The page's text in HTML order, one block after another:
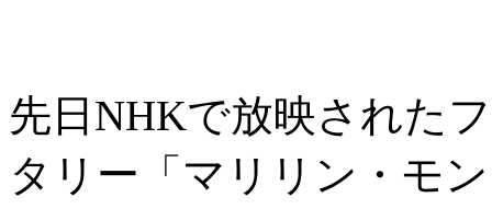
先日NHKで放映された
タリー「マリリン・モ